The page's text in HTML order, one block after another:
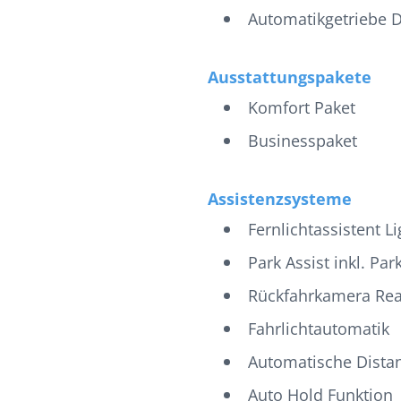
Automatikgetriebe
Ausstattungspakete
Komfort Paket
Businesspaket
Assistenzsysteme
Fernlichtassistent
Park Assist inkl.
Rückfahrkamera
Fahrlichtautomatik
Automatische
Auto Hold Funktion